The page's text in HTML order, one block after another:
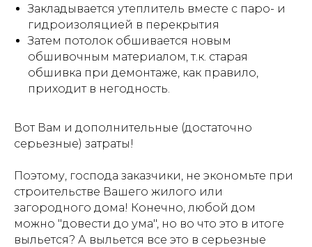
Закладывается утеплитель вместе с паро- и
гидроизоляцией в перекрытия
Затем потолок обшивается новым
обшивочным материалом, т.к. старая
обшивка при демонтаже, как правило,
приходит в негодность.
Вот Вам и дополнительные (достаточно
серьезные) затраты!
Поэтому, господа заказчики, не экономьте при
строительстве Вашего жилого или
загородного дома! Конечно, любой дом
можно "довести до ума", но во что это в итоге
выльется? А выльется все это в серьезные